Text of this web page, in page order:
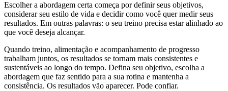
Escolher a abordagem certa começa por definir seus objetivos,
considerar seu estilo de vida e decidir como você quer medir seus
resultados. Em outras palavras: o seu treino precisa estar alinhado ao
que você deseja alcançar.
Quando treino, alimentação e acompanhamento de progresso
trabalham juntos, os resultados se tornam mais consistentes e
sustentáveis ao longo do tempo. Defina seu objetivo, escolha a
abordagem que faz sentido para a sua rotina e mantenha a
consistência. Os resultados vão aparecer. Pode confiar.